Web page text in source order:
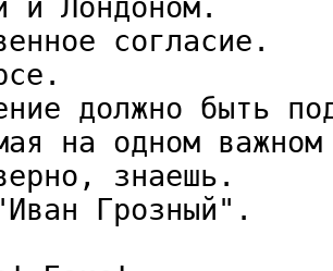
согласие.
должно быть
на одном важном
знаешь.
Грозный".